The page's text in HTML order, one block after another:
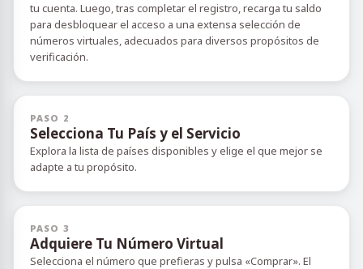
tu cuenta. Luego, tras completar el registro, recarga tu saldo
para desbloquear el acceso a una extensa selección de
números virtuales, adecuados para diversos propósitos de
verificación.
PASO 2
Selecciona Tu País y el Servicio
Explora la lista de países disponibles y elige el que mejor se
adapte a tu propósito.
PASO 3
Adquiere Tu Número Virtual
Selecciona el número que prefieras y pulsa «Comprar». El